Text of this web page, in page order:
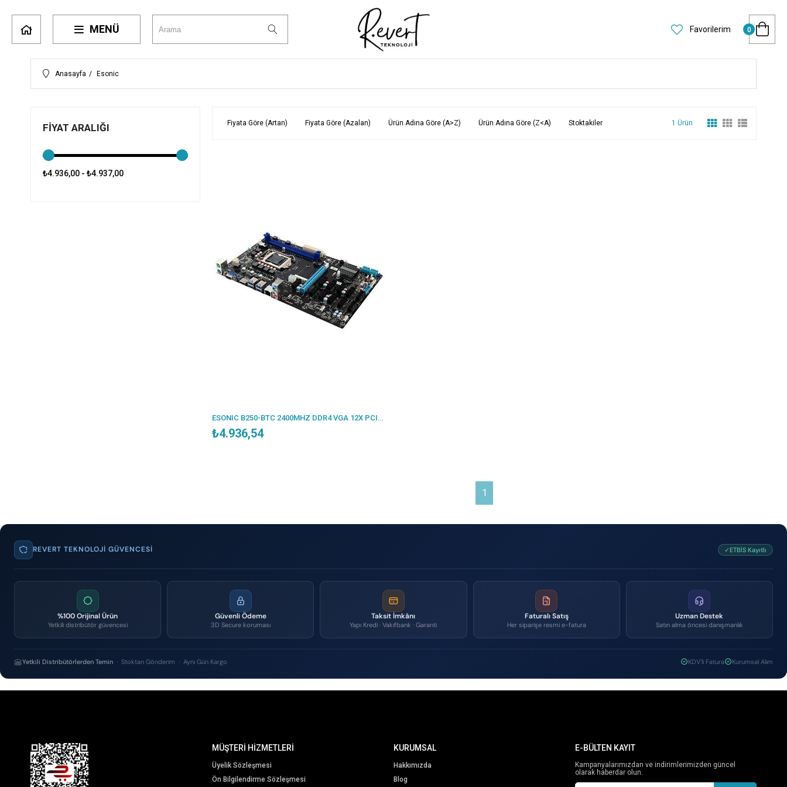
MENÜ Favorilerim 0
Anasayfa Esonic
FIYAT ARALIĞI
₺4.936,00 - ₺4.937,00
Fiyata Göre (Artan) Fiyata Göre (Azalan) Ürün Adına Göre (A>Z) Ürün Adına Göre (Z<A) Stoktakiler 1 Ürün
ESONIC B250-BTC 2400MHZ DDR4 VGA 12X PCI-E 1151P 6.NESİL CPU DESTEKLER (BULK - KUTUSUZ )
₺4.936,54
1
REVERT TEKNOLOJI GÜVENCESI ✓ETBİS Kayıtlı
%100 Orijinal Ürün
Yetkili distribütör güvencesi
Güvenli Ödeme
3D Secure koruması
Taksit İmkânı
Yapı Kredi · Vakıfbank · Garanti
Faturalı Satış
Her siparişe resmi e-fatura
Uzman Destek
Satın alma öncesi danışmanlık
Yetkili Distribütörlerden Temin · Stoktan Gönderim · Aynı Gün Kargo KDV'li Fatura Kurumsal Alım
MÜŞTERİ HİZMETLERİ
Üyelik Sözleşmesi
Ön Bilgilendirme Sözleşmesi
KURUMSAL
Hakkımızda
Blog
E-BÜLTEN KAYIT
Kampanyalarımızdan ve indirimlerimizden güncel
olarak haberdar olun.